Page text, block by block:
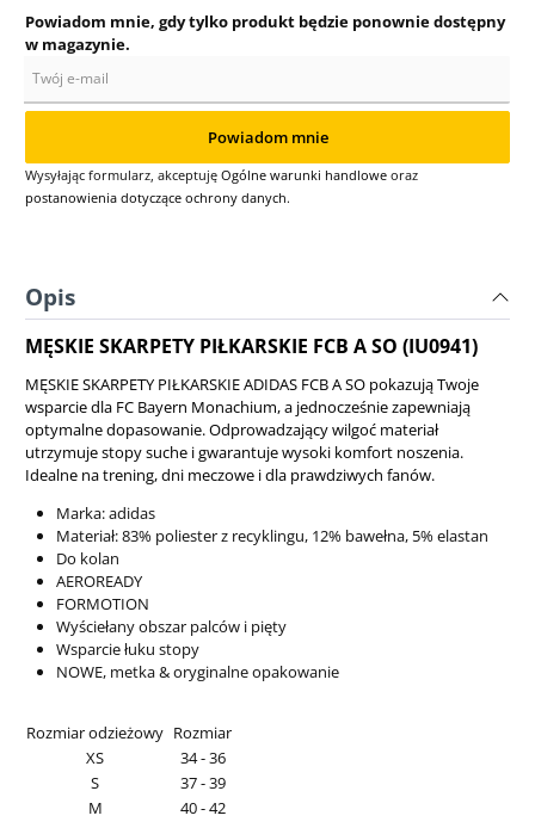
Powiadom mnie, gdy tylko produkt będzie ponownie dostępny
w magazynie.
Powiadom mnie
Wysyłając formularz, akceptuję Ogólne warunki handlowe oraz
postanowienia dotyczące ochrony danych.
Opis
MĘSKIE SKARPETY PIŁKARSKIE FCB A SO (IU0941)
MĘSKIE SKARPETY PIŁKARSKIE ADIDAS FCB A SO pokazują Twoje
wsparcie dla FC Bayern Monachium, a jednocześnie zapewniają
optymalne dopasowanie. Odprowadzający wilgoć materiał
utrzymuje stopy suche i gwarantuje wysoki komfort noszenia.
Idealne na trening, dni meczowe i dla prawdziwych fanów.
Marka: adidas
Materiał:83% poliester z recyklingu, 12% bawełna, 5% elastan
Do kolan
AEROREADY
FORMOTION
Wyściełany obszar palców i pięty
Wsparcie łuku stopy
NOWE, metka & oryginalne opakowanie
Rozmiar odzieżowy Rozmiar
XS
34 - 36
S
37 - 39
M
40 - 42